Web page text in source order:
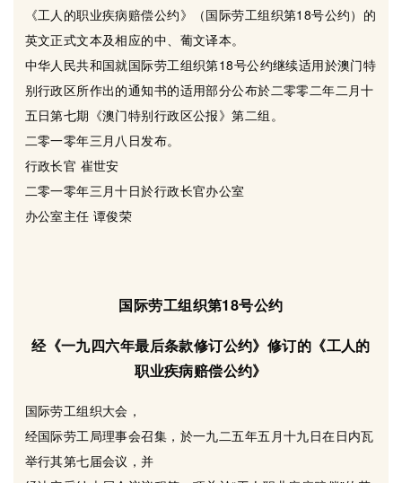
《工人的职业疾病赔偿公约》（国际劳工组织第18号公约）的
英文正式文本及相应的中、葡文译本。
中华人民共和国就国际劳工组织第18号公约继续适用於澳门特
别行政区所作出的通知书的适用部分公布於二零零二年二月十
五日第七期《澳门特别行政区公报》第二组。
二零一零年三月八日发布。
行政长官 崔世安
二零一零年三月十日於行政长官办公室
办公室主任 谭俊荣
国际劳工组织第18号公约
经《一九四六年最后条款修订公约》修订的《工人的
职业疾病赔偿公约》
国际劳工组织大会，
经国际劳工局理事会召集，於一九二五年五月十九日在日内瓦
举行其第七届会议，并